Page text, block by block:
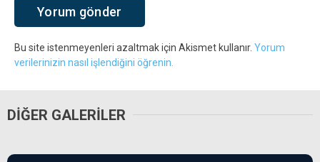
Bu site istenmeyenleri azaltmak için Akismet kullanır. Yorum
verilerinizin nasıl işlendiğini öğrenin.
DIĞER GALERILER